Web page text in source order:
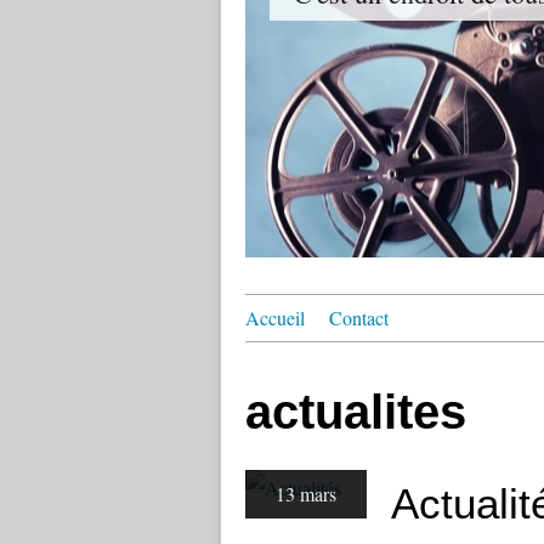
Accueil Contact
actualites
13 mars